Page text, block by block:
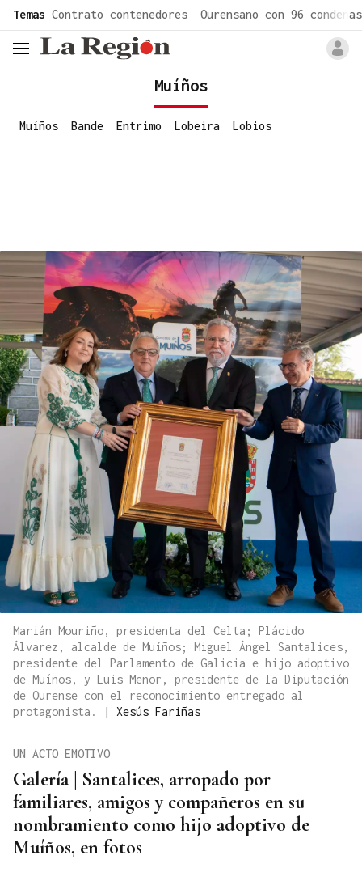
Temas Contrato contenedores Ourensano con 96 condenas
header.menu.open
Muíños
Muíños Bande Entrimo Lobeira Lobios
Marián Mouriño, presidenta del Celta; Plácido
Álvarez, alcalde de Muíños; Miguel Ángel Santalices,
presidente del Parlamento de Galicia e hijo adoptivo
de Muíños, y Luis Menor, presidente de la Diputación
de Ourense con el reconocimiento entregado al
protagonista.
| Xesús Fariñas
Galería | Santalices, arropado por
familiares, amigos y compañeros en su
nombramiento como hijo adoptivo de
Muíños, en fotos
UN ACTO EMOTIVO